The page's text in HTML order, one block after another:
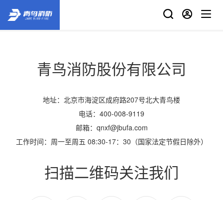
青鸟消防股份有限公司
地址： 北京市海淀区成府路207号北大青鸟楼
电话： 400-008-9119
邮箱： qnxf@jbufa.com
工作时间： 周一至周五 08:30-17：30（国家法定节假日除外）
扫描二维码关注我们